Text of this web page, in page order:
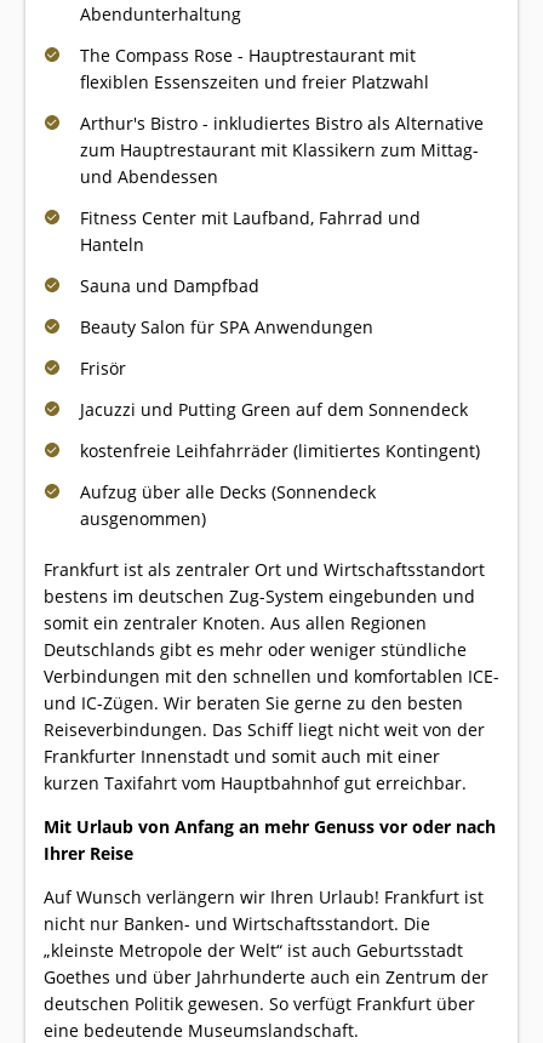
Abendunterhaltung
The Compass Rose - Hauptrestaurant mit
flexiblen Essenszeiten und freier Platzwahl
Arthur's Bistro - inkludiertes Bistro als Alternative
zum Hauptrestaurant mit Klassikern zum Mittag-
und Abendessen
Fitness Center mit Laufband, Fahrrad und
Hanteln
Sauna und Dampfbad
Beauty Salon für SPA Anwendungen
Frisör
Jacuzzi und Putting Green auf dem Sonnendeck
kostenfreie Leihfahrräder (limitiertes Kontingent)
Aufzug über alle Decks (Sonnendeck
ausgenommen)
Frankfurt ist als zentraler Ort und Wirtschaftsstandort
bestens im deutschen Zug-System eingebunden und
somit ein zentraler Knoten. Aus allen Regionen
Deutschlands gibt es mehr oder weniger stündliche
Verbindungen mit den schnellen und komfortablen ICE-
und IC-Zügen. Wir beraten Sie gerne zu den besten
Reiseverbindungen. Das Schiff liegt nicht weit von der
Frankfurter Innenstadt und somit auch mit einer
kurzen Taxifahrt vom Hauptbahnhof gut erreichbar.
Mit Urlaub von Anfang an mehr Genuss vor oder nach
Ihrer Reise
Auf Wunsch verlängern wir Ihren Urlaub! Frankfurt ist
nicht nur Banken- und Wirtschaftsstandort. Die
„kleinste Metropole der Welt“ ist auch Geburtsstadt
Goethes und über Jahrhunderte auch ein Zentrum der
deutschen Politik gewesen. So verfügt Frankfurt über
eine bedeutende Museumslandschaft.